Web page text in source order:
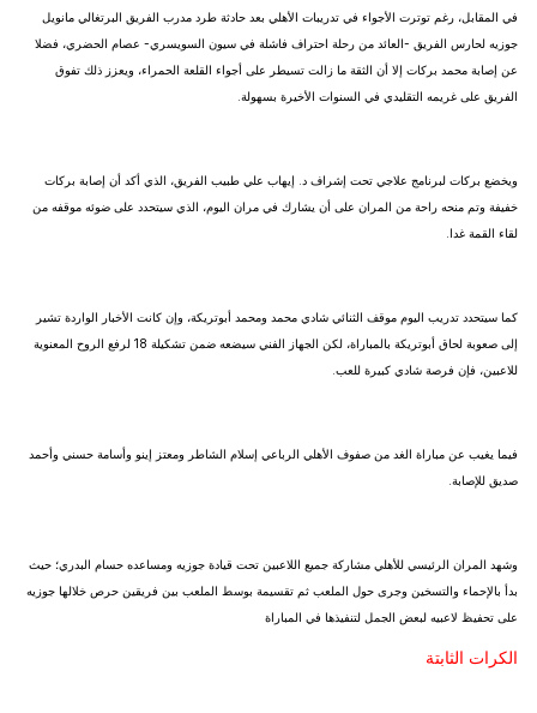
في المقابل، رغم توترت الأجواء في تدريبات الأهلي بعد حادثة طرد مدرب الفريق البرتغالي مانويل
جوزيه لحارس الفريق -العائد من رحلة احتراف فاشلة في سيون السويسري- عصام الحضري، فضلا
عن إصابة محمد بركات إلا أن الثقة ما زالت تسيطر على أجواء القلعة الحمراء، ويعزز ذلك تفوق
الفريق على غريمه التقليدي في السنوات الأخيرة بسهولة.
ويخضع بركات لبرنامج علاجي تحت إشراف د. إيهاب علي طبيب الفريق، الذي أكد أن إصابة بركات
خفيفة وتم منحه راحة من المران على أن يشارك في مران اليوم، الذي سيتحدد على ضوئه موقفه من
لقاء القمة غدا.
كما سيتحدد تدريب اليوم موقف الثنائي شادي محمد ومحمد أبوتريكة، وإن كانت الأخبار الواردة تشير
إلى صعوبة لحاق أبوتريكة بالمباراة، لكن الجهاز الفني سيضعه ضمن تشكيلة 18 لرفع الروح المعنوية
للاعبين، فإن فرصة شادي كبيرة للعب.
فيما يغيب عن مباراة الغد من صفوف الأهلي الرباعي إسلام الشاطر ومعتز إينو وأسامة حسني وأحمد
صديق للإصابة.
وشهد المران الرئيسي للأهلي مشاركة جميع اللاعبين تحت قيادة جوزيه ومساعده حسام البدري؛ حيث
بدأ بالإحماء والتسخين وجرى حول الملعب ثم تقسيمة بوسط الملعب بين فريقين حرص خلالها جوزيه
على تحفيظ لاعبيه لبعض الجمل لتنفيذها في المباراة
الكرات الثابتة